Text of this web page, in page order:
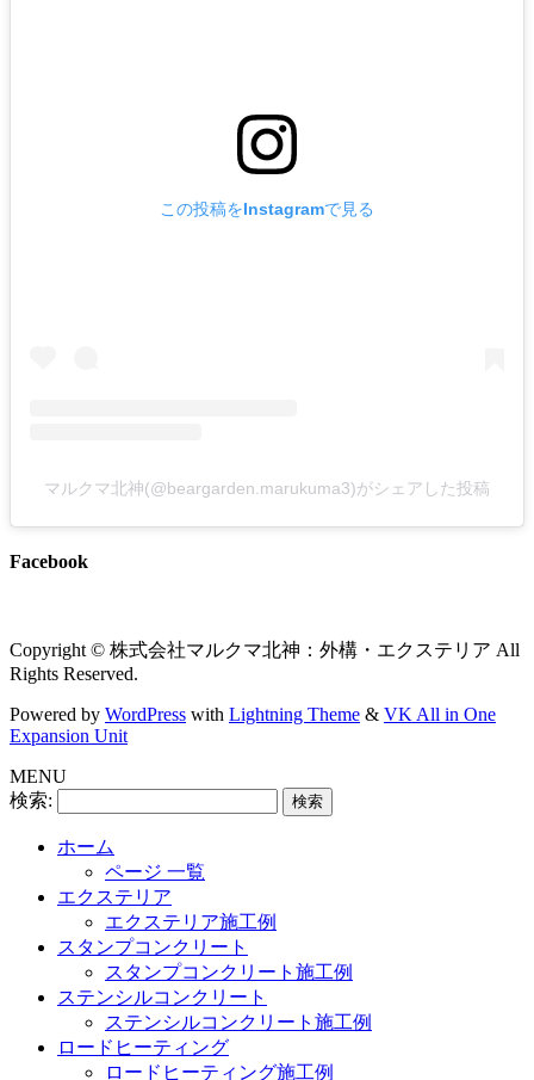
この投稿をInstagramで見る
マルクマ北神(@beargarden.marukuma3)がシェアした投稿
Facebook
Copyright © 株式会社マルクマ北神：外構・エクステリア All
Rights Reserved.
Powered by WordPress with Lightning Theme & VK All in One
Expansion Unit
MENU
検索:
ホーム
ページ 一覧
エクステリア
エクステリア施工例
スタンプコンクリート
スタンプコンクリート施工例
ステンシルコンクリート
ステンシルコンクリート施工例
ロードヒーティング
ロードヒーティング施工例